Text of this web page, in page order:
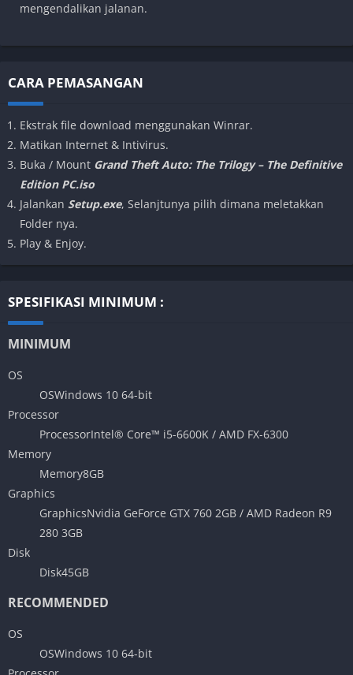
mengendalikan jalanan.
CARA PEMASANGAN
Ekstrak file download menggunakan Winrar.
Matikan Internet & Intivirus.
Buka / Mount Grand Theft Auto: The Trilogy – The Definitive
Edition PC.iso
Jalankan Setup.exe, Selanjtunya pilih dimana meletakkan
Folder nya.
Play & Enjoy.
SPESIFIKASI MINIMUM :
MINIMUM
OS
OSWindows 10 64-bit
Processor
ProcessorIntel® Core™ i5-6600K / AMD FX-6300
Memory
Memory8GB
Graphics
GraphicsNvidia GeForce GTX 760 2GB / AMD Radeon R9
280 3GB
Disk
Disk45GB
RECOMMENDED
OS
OSWindows 10 64-bit